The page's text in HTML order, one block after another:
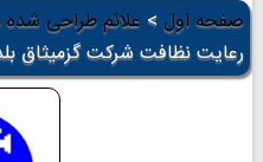
صفحه اول > علائم طراحی شده
رعایت نظافت شرکت گزمیثاق